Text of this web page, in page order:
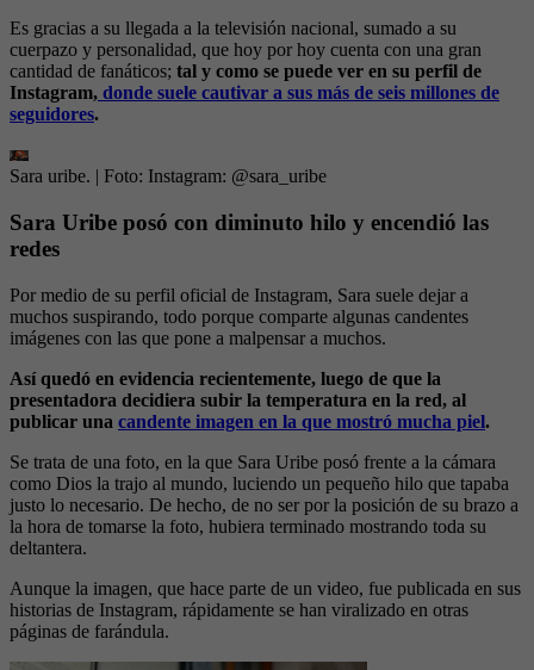
Es gracias a su llegada a la televisión nacional, sumado a su
cuerpazo y personalidad, que hoy por hoy cuenta con una gran
cantidad de fanáticos; tal y como se puede ver en su perfil de
Instagram, donde suele cautivar a sus más de seis millones de
seguidores.
Sara uribe. | Foto: Instagram: @sara_uribe
Sara Uribe posó con diminuto hilo y encendió las
redes
Por medio de su perfil oficial de Instagram, Sara suele dejar a
muchos suspirando, todo porque comparte algunas candentes
imágenes con las que pone a malpensar a muchos.
Así quedó en evidencia recientemente, luego de que la
presentadora decidiera subir la temperatura en la red, al
publicar una candente imagen en la que mostró mucha piel.
Se trata de una foto, en la que Sara Uribe posó frente a la cámara
como Dios la trajo al mundo, luciendo un pequeño hilo que tapaba
justo lo necesario. De hecho, de no ser por la posición de su brazo a
la hora de tomarse la foto, hubiera terminado mostrando toda su
deltantera.
Aunque la imagen, que hace parte de un video, fue publicada en sus
historias de Instagram, rápidamente se han viralizado en otras
páginas de farándula.